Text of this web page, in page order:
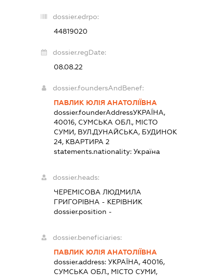
dossier.edrpo:
44819020
dossier.regDate:
08.08.22
dossier.foundersAndBenef:
ПАВЛИК ЮЛІЯ АНАТОЛІЇВНА
dossier.founderAddressУКРАЇНА,
40016, СУМСЬКА ОБЛ., МІСТО
СУМИ, ВУЛ.ДУНАЙСЬКА, БУДИНОК
24, КВАРТИРА 2
statements.nationality: Україна
dossier.heads:
ЧЕРЕМІСОВА ЛЮДМИЛА
ГРИГОРІВНА - КЕРІВНИК
dossier.position -
dossier.beneficiaries:
ПАВЛИК ЮЛІЯ АНАТОЛІЇВНА
dossier.address: УКРАЇНА, 40016,
СУМСЬКА ОБЛ., МІСТО СУМИ,